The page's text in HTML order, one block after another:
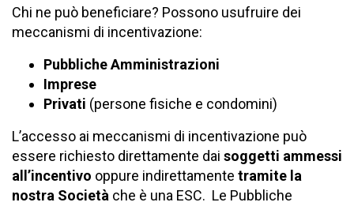
Chi ne può beneficiare? Possono usufruire dei
meccanismi di incentivazione:
Pubbliche Amministrazioni
Imprese
Privati (persone fisiche e condomini)
L’accesso ai meccanismi di incentivazione può
essere richiesto direttamente dai soggetti ammessi
all’incentivo oppure indirettamente tramite la
nostra Società che è una ESC. Le Pubbliche